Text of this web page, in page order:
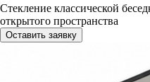
Стекление классической
открытого пространства
Оставить заявку